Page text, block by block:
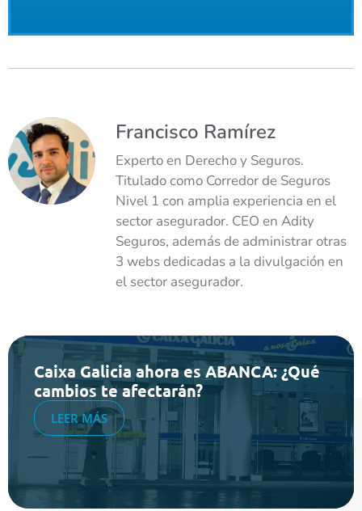
Francisco Ramírez
Experto en Derecho y Seguros.
Titulado como Corredor de Seguros
Nivel 1 con amplia experiencia en el
sector asegurador. CEO en Adity
Seguros, además de administrar otras
3 webs dedicadas a la divulgación en
el sector asegurador.
Caixa Galicia ahora es ABANCA: ¿Qué
cambios te afectarán?
LEER MÁS